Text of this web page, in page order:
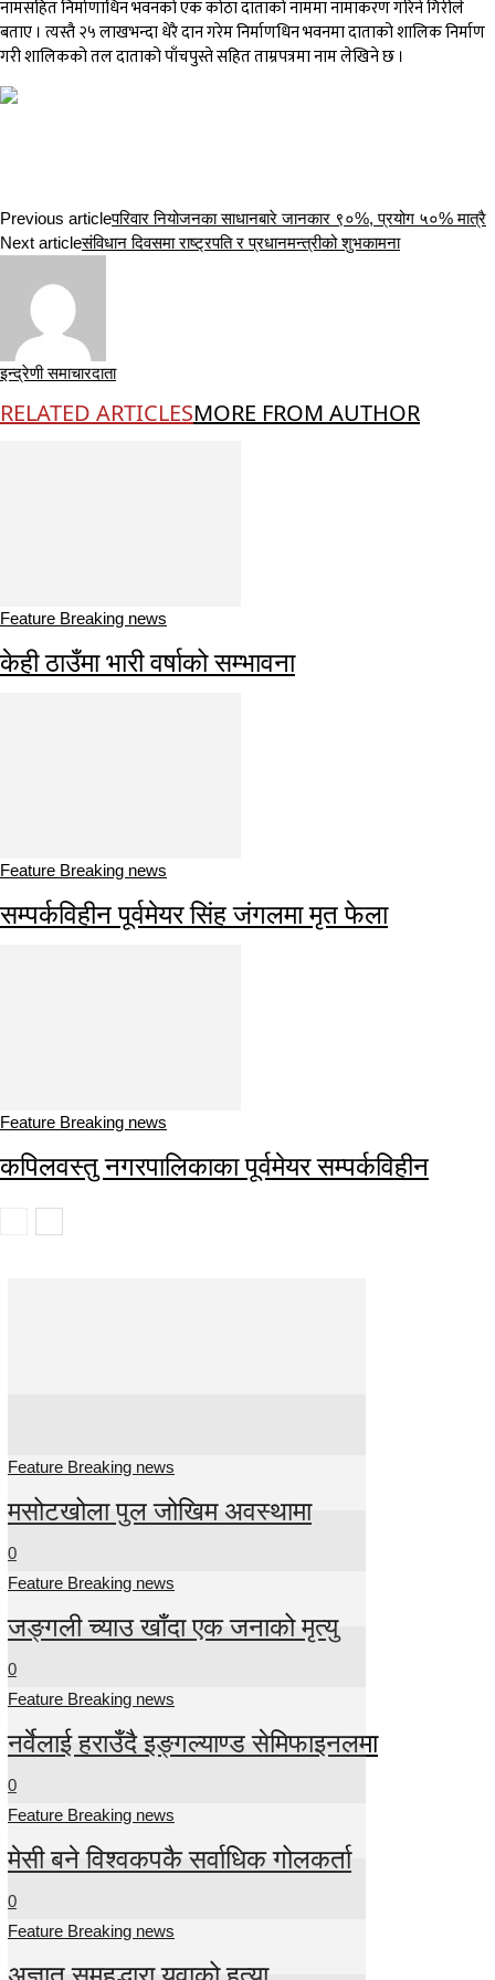
नामसहित निर्माणाधिन भवनको एक कोठा दाताको नाममा नामाकरण गरिने गिरीले
बताए । त्यस्तै २५ लाखभन्दा धेरै दान गरेम निर्माणधिन भवनमा दाताको शालिक निर्माण
गरी शालिकको तल दाताको पाँचपुस्ते सहित ताम्रपत्रमा नाम लेखिने छ ।
Previous articleपरिवार नियोजनका साधानबारे जानकार ९०%, प्रयोग ५०% मात्रै
Next articleसंविधान दिवसमा राष्ट्रपति र प्रधानमन्त्रीको शुभकामना
इन्द्रेणी समाचारदाता
RELATED ARTICLESMORE FROM AUTHOR
Feature Breaking news
केही ठाउँमा भारी वर्षाको सम्भावना
Feature Breaking news
सम्पर्कविहीन पूर्वमेयर सिंह जंगलमा मृत फेला
Feature Breaking news
कपिलवस्तु नगरपालिकाका पूर्वमेयर सम्पर्कविहीन
Feature Breaking news
मसोटखोला पुल जोखिम अवस्थामा
0
Feature Breaking news
जङ्गली च्याउ खाँदा एक जनाको मृत्यु
0
Feature Breaking news
नर्वेलाई हराउँदै इङ्गल्याण्ड सेमिफाइनलमा
0
Feature Breaking news
मेसी बने विश्वकपकै सर्वाधिक गोलकर्ता
0
Feature Breaking news